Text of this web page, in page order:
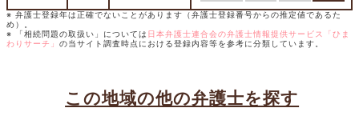
※ 弁護士登録年は正確でないことがあります（弁護士登録番号からの推定値であるた
め）。
※ 「相続問題の取扱い」については 日本弁護士連合会の弁護士情報提供サービス「ひま
わりサーチ」 の当サイト調査時点における登録内容等を参考に分類しています。
この地域の他の弁護士を探す